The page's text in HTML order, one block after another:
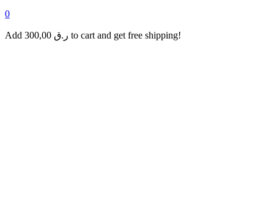
0
Add 300,00 ر.ق to cart and get free shipping!